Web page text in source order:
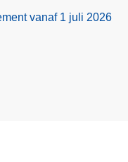
vanaf 1 juli 2026